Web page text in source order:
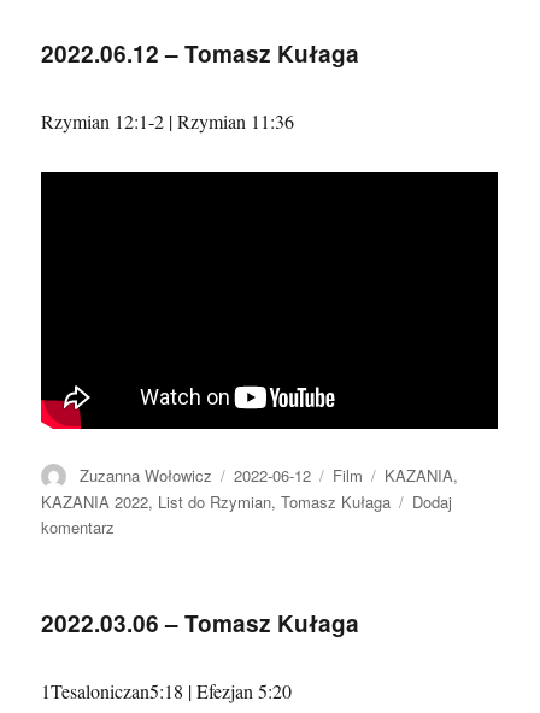
Kułaga
gorszy
2022.06.12 – Tomasz Kułaga
Rzymian 12:1-2 | Rzymian 11:36
Autor
Zuzanna Wołowicz
Data
publikacji
2022-06-12 Format
Film Kategorie
KAZANIA,
KAZANIA 2022, List do Rzymian,Tomasz Kułaga
Dodaj
komentarz
Kułaga
2022.03.06 – Tomasz Kułaga
1Tesaloniczan5:18 | Efezjan 5:20